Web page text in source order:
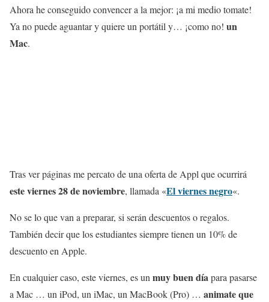
Ahora he conseguido convencer a la mejor: ¡a mi medio tomate!
Ya no puede aguantar y quiere un portátil y… ¡como no! un
Mac.
Tras ver páginas me percato de una oferta de Appl que ocurrirá
este viernes 28 de noviembre, llamada «El viernes negro«.
No se lo que van a preparar, si serán descuentos o regalos.
También decir que los estudiantes siempre tienen un 10% de
descuento en Apple.
En cualquier caso, este viernes, es unmuy buen díapara pasarse
a Mac … un iPod, un iMac, un MacBook (Pro) … animate que